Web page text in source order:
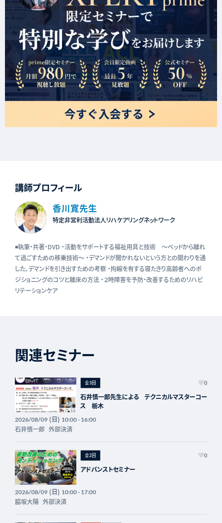
講師プロフィール
香川寛先生
特定非営利活動法人リハケアリングネットワーク
◾️執筆・共著・DVD ・活動をサポートする福祉用具と技術 ～ベッドから離れ
て過ごすための移乗技術～ ・デマンドが聞かれないという方との関わりを通
した、デマンドを引き出すための考察 ・拘縮を有する寝たきり高齢者へのポ
ジショニングのコツと離床の方法 ・２時障害を予防・改善するためのリハビ
リテーションケア
関連セミナー
全3回 0
石井慎一郎先生による テクニカルマスターコー
ス 栃木
2026/08/09(日) 10:00 - 16:00
石井慎一郎 外部決済
全2回 0
アドバンストセミナー
2026/08/09(日) 10:00 - 17:00
脇坂大陽 外部決済